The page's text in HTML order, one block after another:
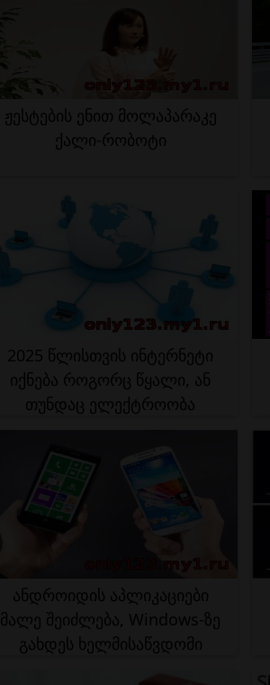
ჟესტების ენით მოლაპარაკე
ქალი-რობოტი
2025 წლისთვის ინტერნეტი
იქნება როგორც წყალი, ან
თუნდაც ელექტროობა
ანდროიდის აპლიკაციები
მალე შეიძლება, Windows-ზე
გახდეს ხელმისაწვდომი